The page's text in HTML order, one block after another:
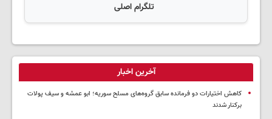
تلگرام اصلی
آخرین اخبار
کاهش اختیارات دو فرمانده سابق گروه‌های مسلح سوریه؛ ابو عمشه و سیف پولات
برکنار شدند